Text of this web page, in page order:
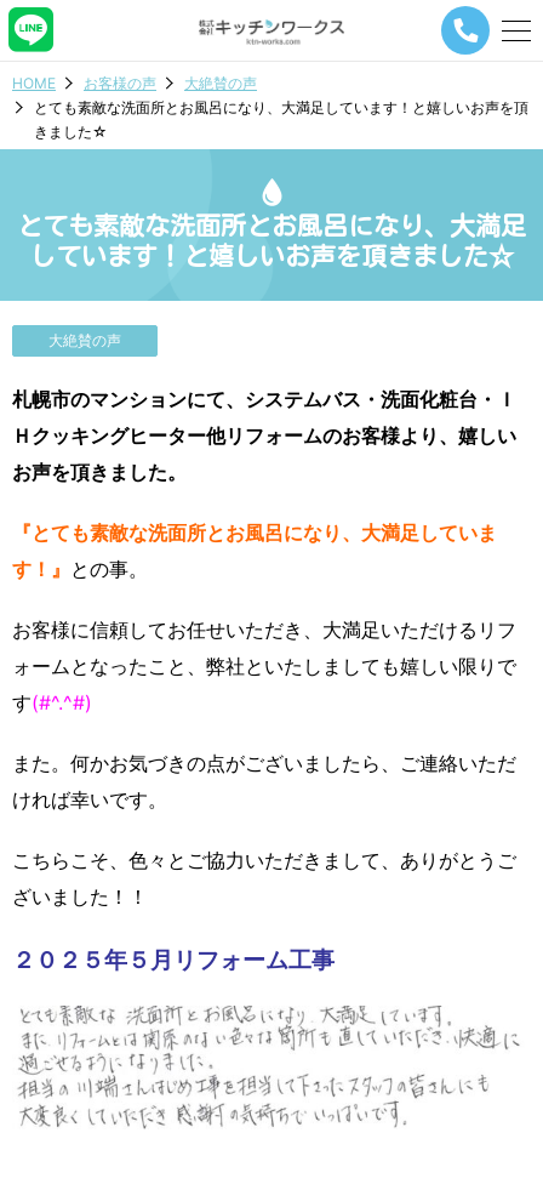
メ
ー
ビ
シ
ョ
タ
HOME お客様の声
大絶賛の声
とても素敵な洗面所とお風呂になり、大満足しています！と嬉しいお声を頂
きました☆
とても素敵な洗面所とお風呂になり、大満足
しています！と嬉しいお声を頂きました☆
大絶賛の声
札幌市のマンションにて、システムバス・洗面化粧台・Ｉ
Ｈクッキングヒーター他リフォームのお客様より、嬉しい
お声を頂きました。
『とても素敵な洗面所とお風呂になり、大満足していま
す！』 との事。
お客様に信頼してお任せいただき、大満足いただけるリフ
ォームとなったこと、弊社といたしましても嬉しい限りで
す(#^.^#)
また。何かお気づきの点がございましたら、ご連絡いただ
ければ幸いです。
こちらこそ、色々とご協力いただきまして、ありがとうご
ざいました！！
２０２５年５月リフォーム工事